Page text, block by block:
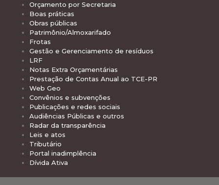
Orçamento por Secretaria
Boas práticas
Obras públicas
Patrimônio/Almoxarifado
Frotas
Gestão e Gerenciamento de resíduos
LRF
Notas Extra Orçamentárias
Prestação de Contas Anual ao TCE-PR
Web Geo
Convênios e subvenções
Publicações e redes sociais
Audiências Públicas e outros
Radar da transparência
Leis e atos
Tributário
Portal inadimplência
Dívida Ativa